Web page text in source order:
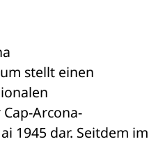
stellt einen
Arcona-
1945 dar. Seitdem im